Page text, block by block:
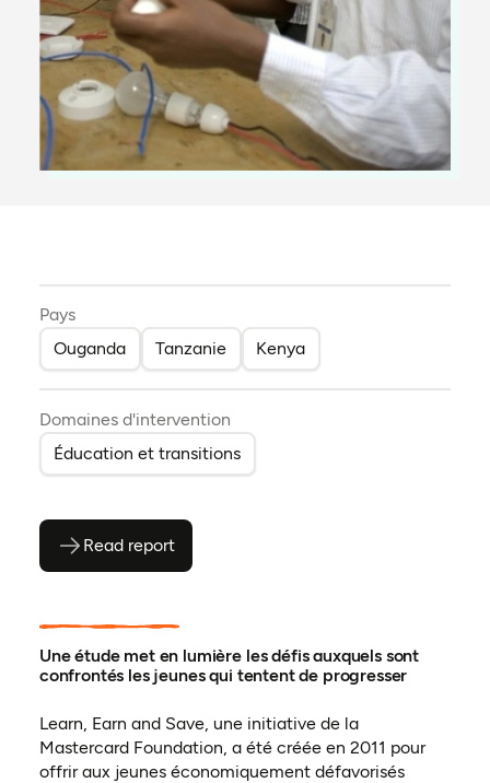
Pays
Ouganda
Tanzanie Kenya
Domaines d'intervention
Éducation et transitions
Read report(ouvre en PDF)
(ouvre dans un nouvel onglet)
Une étude met en lumière les défis auxquels sont
confrontés les jeunes qui tentent de progresser
Learn, Earn and Save, une initiative de la
Mastercard Foundation, a été créée en 2011 pour
offrir aux jeunes économiquement défavorisés